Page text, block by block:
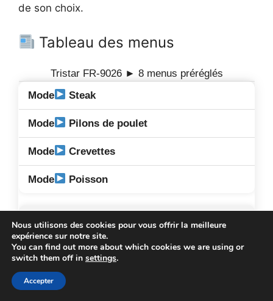
de son choix.
Tableau des menus
Tristar FR-9026 ► 8 menus préréglés
Steak
Pilons de poulet
Crevettes
Poisson
Frites
Nous utilisons des cookies pour vous offrir la meilleure
expérience sur notre site.
You can find out more about which cookies we are using or
switch them off in settings.
Accepter